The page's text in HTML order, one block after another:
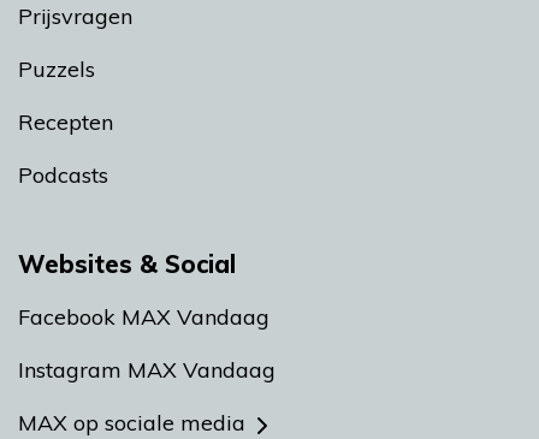
Prijsvragen
Puzzels
Recepten
Podcasts
Websites & Social
Facebook MAX Vandaag
Instagram MAX Vandaag
MAX op sociale media